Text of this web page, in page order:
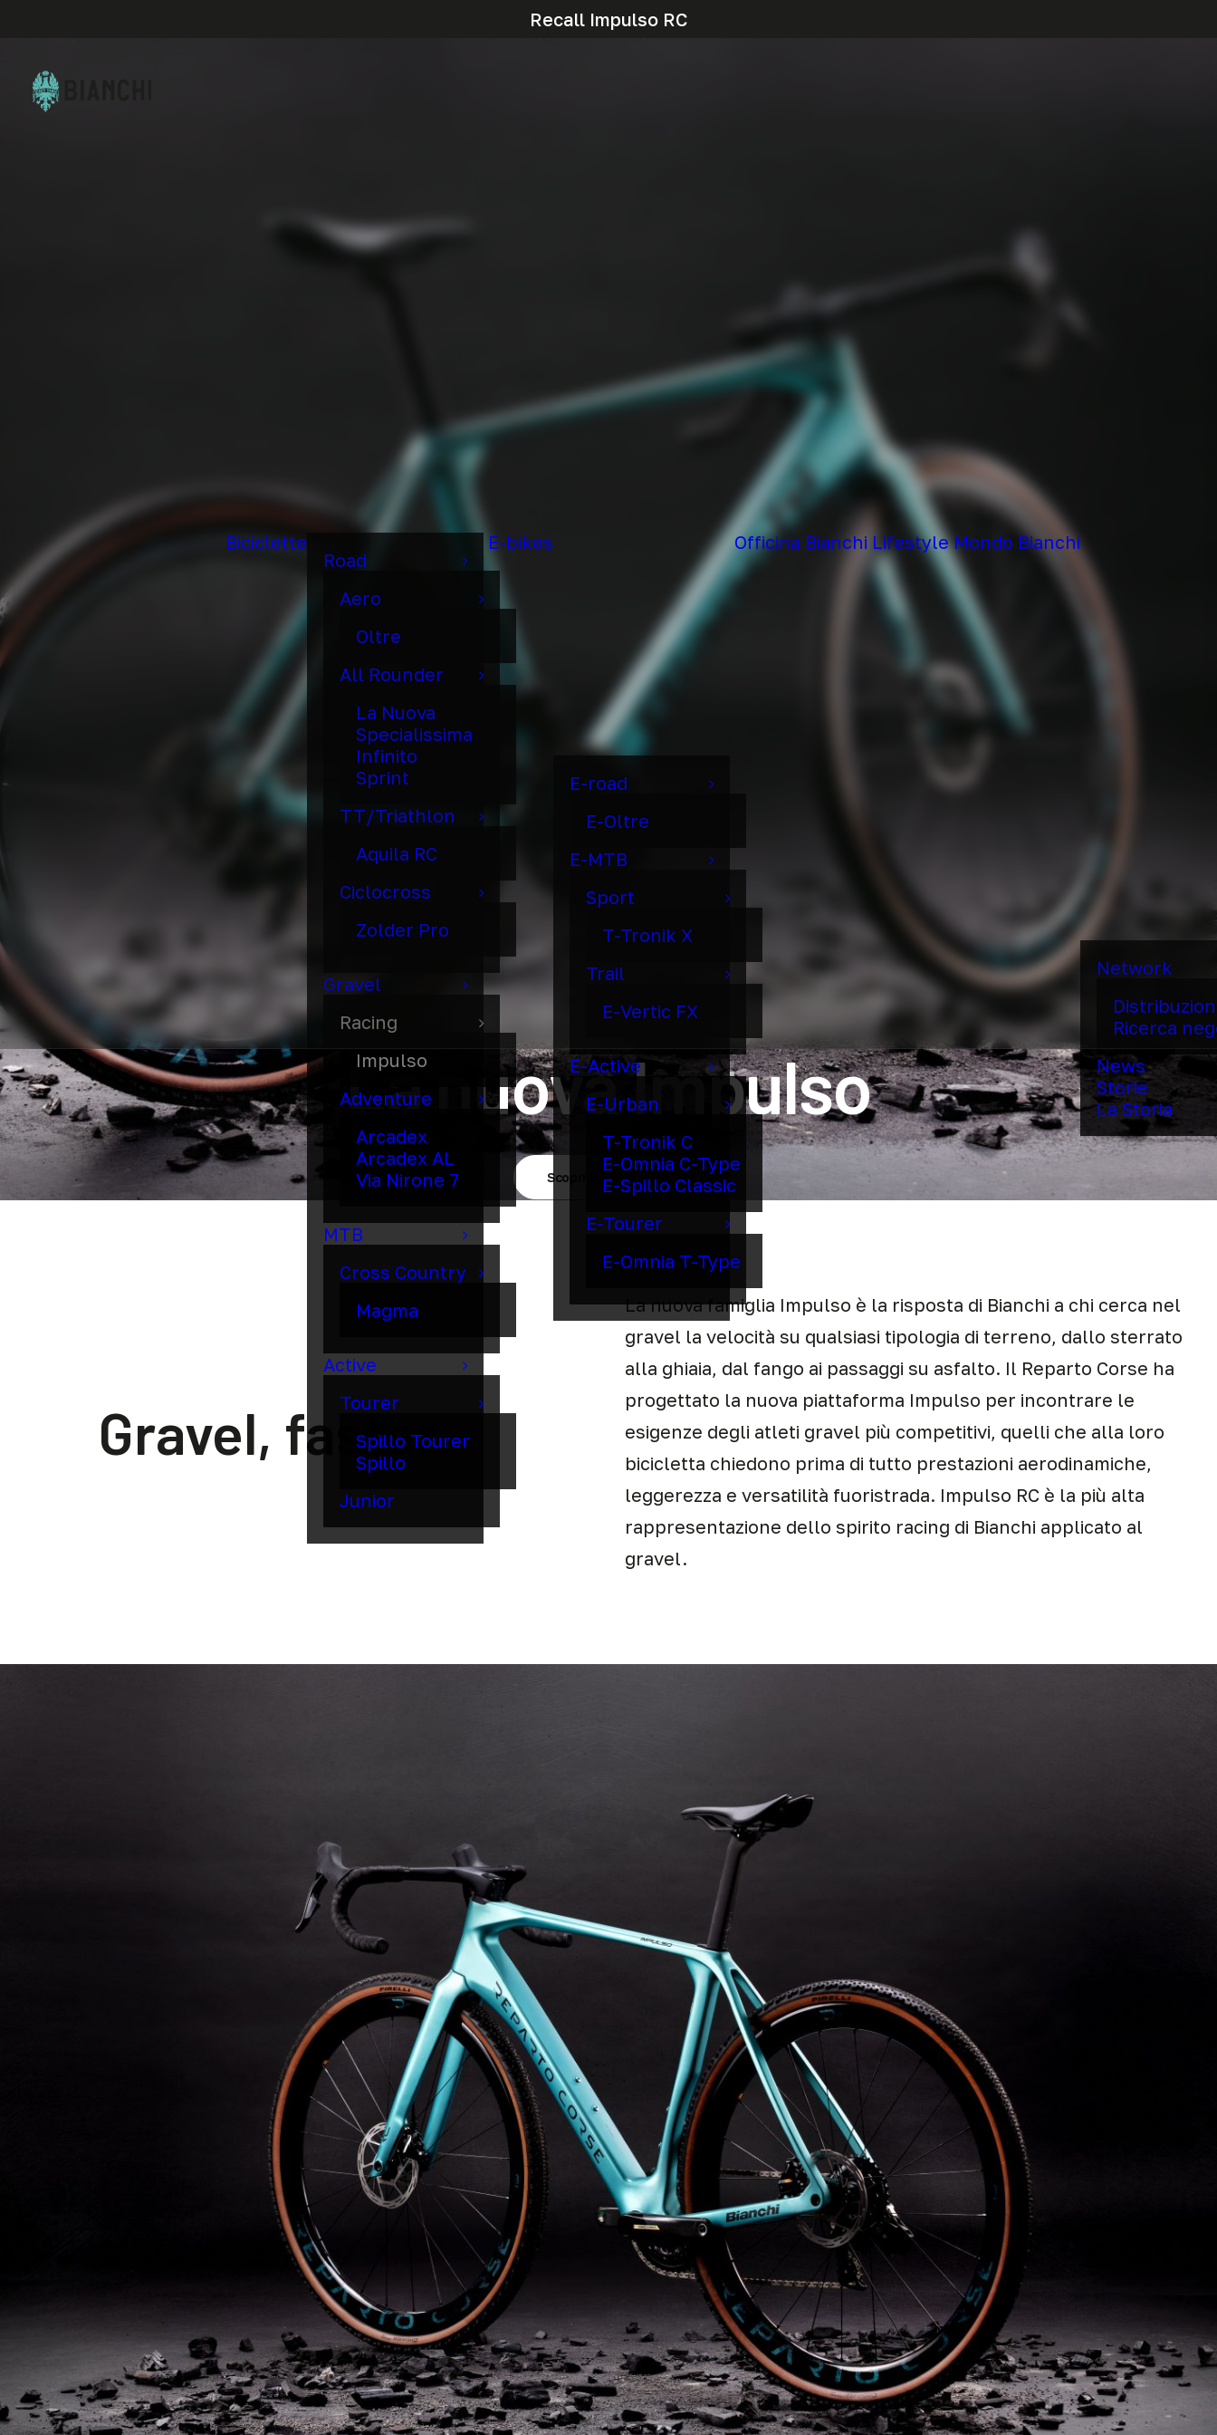
Recall Impulso RC
Biciclette
Road
Aero
Oltre
All Rounder
La Nuova
Specialissima
Infinito
Sprint
TT/Triathlon
Aquila RC
Ciclocross
Zolder Pro
Gravel
Racing
Impulso
Adventure
Arcadex
Arcadex AL
Via Nirone 7
MTB
Cross Country
Magma
Active
Tourer
Spillo Tourer
Spillo
Junior
E-bikes
E-road
E-Oltre
E-MTB
Sport
T-Tronik X
Trail
E-Vertic FX
E-Active
E-Urban
T-Tronik C
E-Omnia C-Type
E-Spillo Classic
E-Tourer
E-Omnia T-Type
Officina Bianchi Lifestyle Mondo Bianchi
Network
Ricerca
News
Storie
La Storia
La nuova Impulso
Scopri la collezione
Gravel, faster.
La nuova famiglia Impulso è la risposta di Bianchi a chi cerca nel
gravel la velocità su qualsiasi tipologia di terreno, dallo sterrato
alla ghiaia, dal fango ai passaggi su asfalto. Il Reparto Corse ha
progettato la nuova piattaforma Impulso per incontrare le
esigenze degli atleti gravel più competitivi, quelli che alla loro
bicicletta chiedono prima di tutto prestazioni aerodinamiche,
leggerezza e versatilità fuoristrada. Impulso RC è la più alta
rappresentazione dello spirito racing di Bianchi applicato al
gravel.